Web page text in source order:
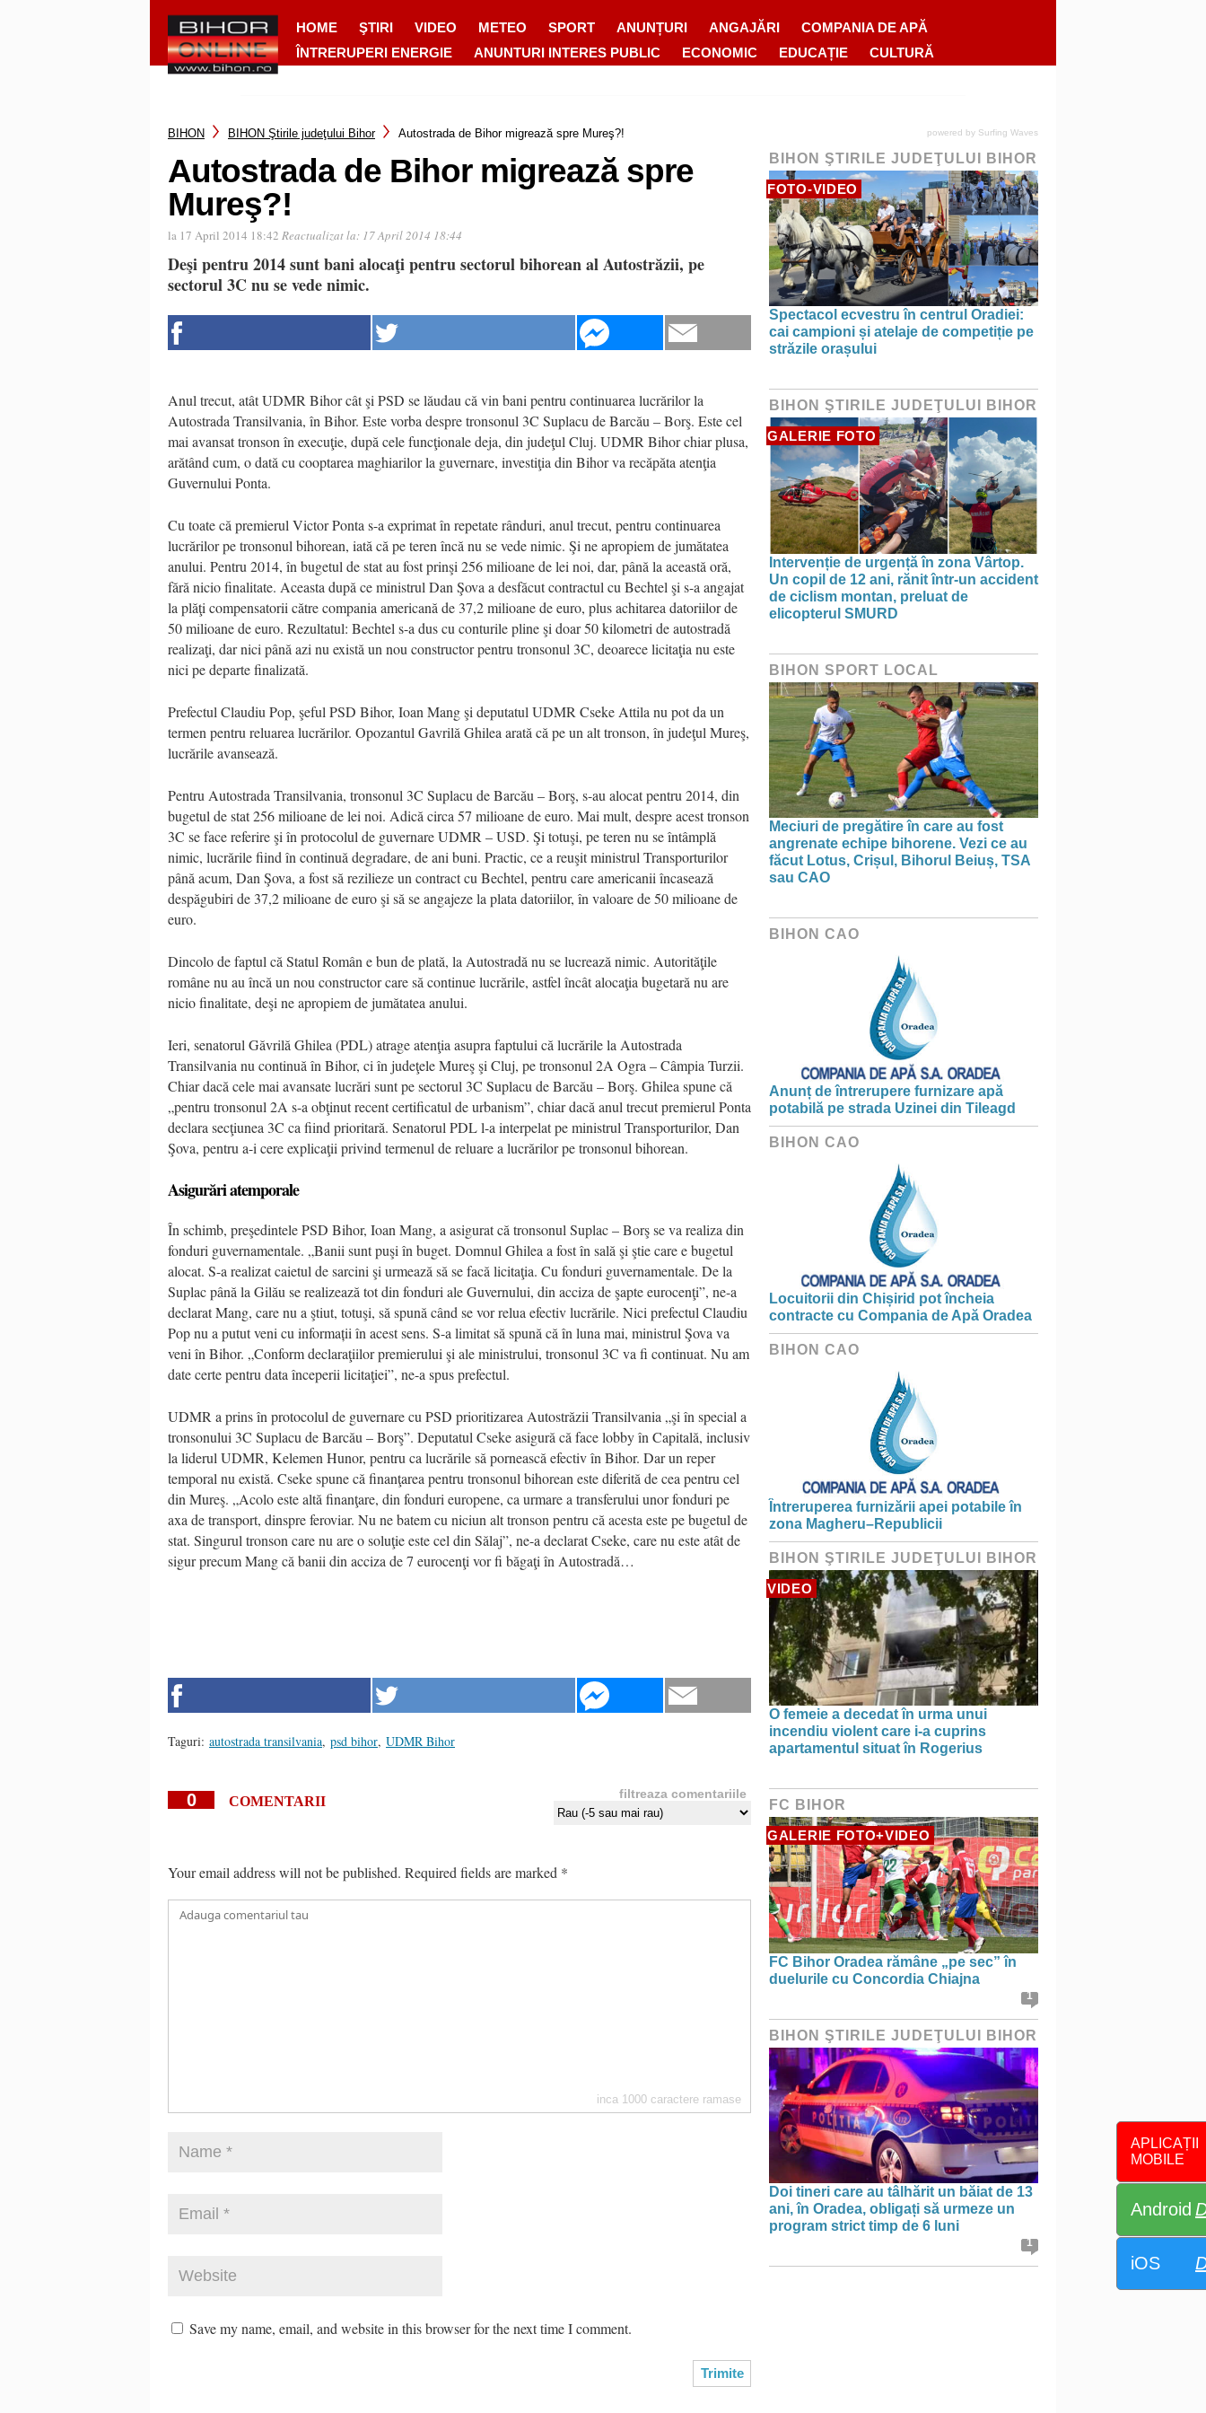
HOME ŞTIRI VIDEO METEO SPORT ANUNȚURI ANGAJĂRI
COMPANIA DE APĂ
ÎNTRERUPERI ENERGIE
ANUNTURI INTERES PUBLIC ECONOMIC EDUCAȚIE CULTURĂ
APLICAȚII
MOBILE
Android
iOS
BIHON BIHON Ştirile judeţului Bihor Autostrada de Bihor migrează spre Mureş?!
Autostrada de Bihor migrează spre
Mureş?!
la 17 April 2014 18:42 Reactualizat la: 17 April 2014 18:44
Deşi pentru 2014 sunt bani alocaţi pentru sectorul bihorean al Autostrăzii, pe
sectorul 3C nu se vede nimic.
Anul trecut, atât UDMR Bihor cât şi PSD se lăudau că vin bani pentru continuarea lucrărilor la
Autostrada Transilvania, în Bihor. Este vorba despre tronsonul 3C Suplacu de Barcău – Borş. Este cel
mai avansat tronson în execuţie, după cele funcţionale deja, din judeţul Cluj. UDMR Bihor chiar plusa,
arătând cum, o dată cu cooptarea maghiarilor la guvernare, investiţia din Bihor va recăpăta atenţia
Guvernului Ponta.
Cu toate că premierul Victor Ponta s-a exprimat în repetate rânduri, anul trecut, pentru continuarea
lucrărilor pe tronsonul bihorean, iată că pe teren încă nu se vede nimic. Şi ne apropiem de jumătatea
anului. Pentru 2014, în bugetul de stat au fost prinşi 256 milioane de lei noi, dar, până la această oră,
fără nicio finalitate. Aceasta după ce ministrul Dan Şova a desfăcut contractul cu Bechtel şi s-a angajat
la plăţi compensatorii către compania americană de 37,2 milioane de euro, plus achitarea datoriilor de
50 milioane de euro. Rezultatul: Bechtel s-a dus cu conturile pline şi doar 50 kilometri de autostradă
realizaţi, dar nici până azi nu există un nou constructor pentru tronsonul 3C, deoarece licitaţia nu este
nici pe departe finalizată.
Prefectul Claudiu Pop, şeful PSD Bihor, Ioan Mang şi deputatul UDMR Cseke Attila nu pot da un
termen pentru reluarea lucrărilor. Opozantul Gavrilă Ghilea arată că pe un alt tronson, în judeţul Mureş,
lucrările avansează.
Pentru Autostrada Transilvania, tronsonul 3C Suplacu de Barcău – Borş, s-au alocat pentru 2014, din
bugetul de stat 256 milioane de lei noi. Adică circa 57 milioane de euro. Mai mult, despre acest tronson
3C se face referire şi în protocolul de guvernare UDMR – USD. Şi totuşi, pe teren nu se întâmplă
nimic, lucrările fiind în continuă degradare, de ani buni. Practic, ce a reuşit ministrul Transporturilor
până acum, Dan Şova, a fost să rezilieze un contract cu Bechtel, pentru care americanii încasează
despăgubiri de 37,2 milioane de euro şi să se angajeze la plata datoriilor, în valoare de 50 milioane de
euro.
Dincolo de faptul că Statul Român e bun de plată, la Autostradă nu se lucrează nimic. Autorităţile
române nu au încă un nou constructor care să continue lucrările, astfel încât alocaţia bugetară nu are
nicio finalitate, deşi ne apropiem de jumătatea anului.
Ieri, senatorul Găvrilă Ghilea (PDL) atrage atenţia asupra faptului că lucrările la Autostrada
Transilvania nu continuă în Bihor, ci în judeţele Mureş şi Cluj, pe tronsonul 2A Ogra – Câmpia Turzii.
Chiar dacă cele mai avansate lucrări sunt pe sectorul 3C Suplacu de Barcău – Borş. Ghilea spune că
„pentru tronsonul 2A s-a obţinut recent certificatul de urbanism”, chiar dacă anul trecut premierul Ponta
declara secţiunea 3C ca fiind prioritară. Senatorul PDL l-a interpelat pe ministrul Transporturilor, Dan
Şova, pentru a-i cere explicaţii privind termenul de reluare a lucrărilor pe tronsonul bihorean.
Asigurări atemporale
În schimb, preşedintele PSD Bihor, Ioan Mang, a asigurat că tronsonul Suplac – Borş se va realiza din
fonduri guvernamentale. „Banii sunt puşi în buget. Domnul Ghilea a fost în sală şi ştie care e bugetul
alocat. S-a realizat caietul de sarcini şi urmează să se facă licitaţia. Cu fonduri guvernamentale. De la
Suplac până la Gilău se realizează tot din fonduri ale Guvernului, din acciza de şapte eurocenţi”, ne-a
declarat Mang, care nu a ştiut, totuşi, să spună când se vor relua efectiv lucrările. Nici prefectul Claudiu
Pop nu a putut veni cu informații în acest sens. S-a limitat să spună că în luna mai, ministrul Şova va
veni în Bihor. „Conform declaraţiilor premierului şi ale ministrului, tronsonul 3C va fi continuat. Nu am
date certe pentru data începerii licitaţiei”, ne-a spus prefectul.
UDMR a prins în protocolul de guvernare cu PSD prioritizarea Autostrăzii Transilvania „şi în special a
tronsonului 3C Suplacu de Barcău – Borş”. Deputatul Cseke asigură că face lobby în Capitală, inclusiv
la liderul UDMR, Kelemen Hunor, pentru ca lucrările să pornească efectiv în Bihor. Dar un reper
temporal nu există. Cseke spune că finanţarea pentru tronsonul bihorean este diferită de cea pentru cel
din Mureş. „Acolo este altă finanţare, din fonduri europene, ca urmare a transferului unor fonduri pe
axa de transport, dinspre feroviar. Nu ne batem cu niciun alt tronson pentru că acesta este pe bugetul de
stat. Singurul tronson care nu are o soluţie este cel din Sălaj”, ne-a declarat Cseke, care nu este atât de
sigur precum Mang că banii din acciza de 7 eurocenţi vor fi băgaţi în Autostradă…
Taguri: autostrada transilvania, psd bihor, UDMR Bihor
0 COMENTARII filtreaza comentariile
Your email address will not be published. Required fields are marked *
inca 1000 caractere ramase
Save my name, email, and website in this browser for the next time I comment.
powered by Surfing Waves
BIHON ŞTIRILE JUDEŢULUI BIHOR
FOTO-VIDEO
Spectacol ecvestru în centrul Oradiei:
cai campioni și atelaje de competiție pe
străzile orașului
BIHON ŞTIRILE JUDEŢULUI BIHOR
GALERIE FOTO
Intervenție de urgență în zona Vârtop.
Un copil de 12 ani, rănit într-un accident
de ciclism montan, preluat de
elicopterul SMURD
BIHON SPORT LOCAL
Meciuri de pregătire în care au fost
angrenate echipe bihorene. Vezi ce au
făcut Lotus, Crișul, Bihorul Beiuș, TSA
sau CAO
BIHON CAO
Anunț de întrerupere furnizare apă
potabilă pe strada Uzinei din Tileagd
BIHON CAO
Locuitorii din Chișirid pot încheia
contracte cu Compania de Apă Oradea
BIHON CAO
Întreruperea furnizării apei potabile în
zona Magheru–Republicii
BIHON ŞTIRILE JUDEŢULUI BIHOR
VIDEO
O femeie a decedat în urma unui
incendiu violent care i-a cuprins
apartamentul situat în Rogerius
FC BIHOR
GALERIE FOTO+VIDEO
FC Bihor Oradea rămâne „pe sec” în
duelurile cu Concordia Chiajna
1
BIHON ŞTIRILE JUDEŢULUI BIHOR
Doi tineri care au tâlhărit un băiat de 13
ani, în Oradea, obligați să urmeze un
program strict timp de 6 luni
1